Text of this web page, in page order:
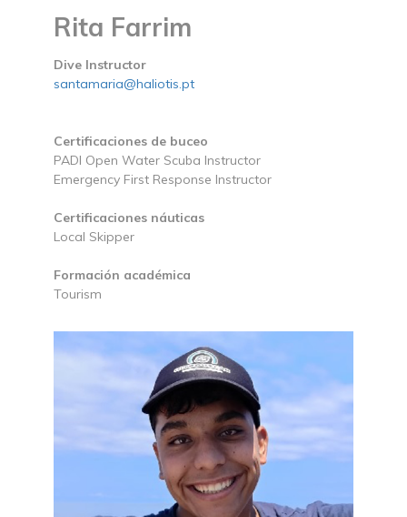
Rita Farrim
Dive Instructor
santamaria@haliotis.pt
Certificaciones de buceo
PADI Open Water Scuba Instructor
Emergency First Response Instructor
Certificaciones náuticas
Local Skipper
Formación académica
Tourism